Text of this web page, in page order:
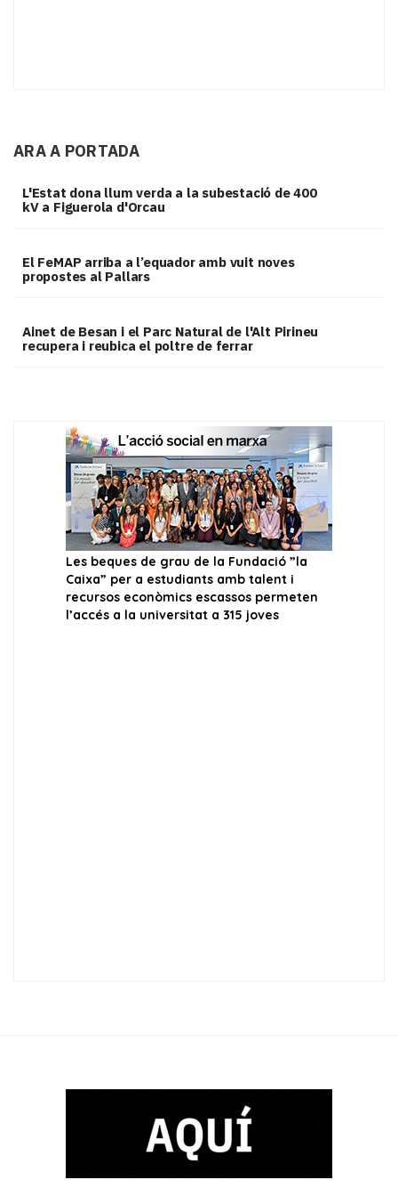
ARA A PORTADA
L'Estat dona llum verda a la subestació de 400
kV a Figuerola d'Orcau
El FeMAP arriba a l’equador amb vuit noves
propostes al Pallars
Ainet de Besan i el Parc Natural de l'Alt Pirineu
recupera i reubica el poltre de ferrar